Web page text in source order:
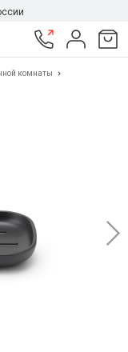
комнаты